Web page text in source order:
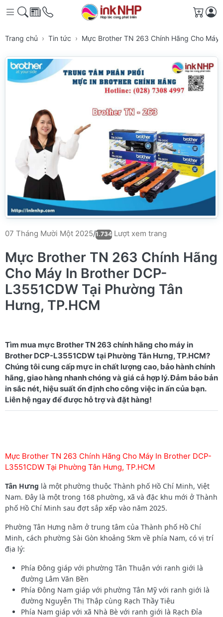
Giỏ
Trang chủ Tin tức Mực Brother TN 263 Chính Hãng Cho Máy
07 Tháng Mười Một 2025/1.734 Lượt xem trang
Mực Brother TN 263 Chính Hãng
Cho Máy In Brother DCP-
L3551CDW Tại Phường Tân
Hưng, TP.HCM
Tìm mua mực Brother TN 263 chính hãng cho máy in
Brother DCP-L3551CDW tại Phường Tân Hưng, TP.HCM?
Chúng tôi cung cấp mực in chất lượng cao, bảo hành chính
hãng, giao hàng nhanh chóng và giá cả hợp lý. Đảm bảo bản
in sắc nét, hiệu suất ổn định cho công việc in ấn của bạn.
Mực Brother TN 263 Chính Hãng Cho Máy In Brother DCP-
L3551CDW Tại Phường Tân Hưng, TP.HCM
Tân Hưng là một phường thuộc Thành phố Hồ Chí Minh, Việt
Nam. Đây là một trong 168 phường, xã và đặc khu mới ở Thành
phố Hồ Chí Minh sau đợt sắp xếp vào năm 2025.
Phường Tân Hưng nằm ở trung tâm của Thành phố Hồ Chí
Minh, cách phường Sài Gòn khoảng 5km về phía Nam, có vị trí
địa lý:
Phía Đông giáp với phường Tân Thuận với ranh giới là
đường Lâm Văn Bền
Phía Đông Nam giáp với phường Tân Mỹ với ranh giới là
đường Nguyễn Thị Thập cùng Rạch Thầy Tiêu
Phía Nam giáp với xã Nhà Bè với ranh giới là Rạch Đỉa